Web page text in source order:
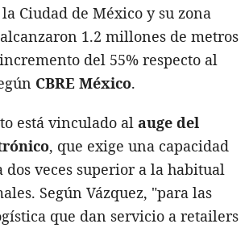
Ciudad de México y su zona
1.2 millones de metros
del 55% respecto al
CBRE México.
está vinculado al auge del
, que exige una capacidad
dos veces superior a la habitual
Según Vázquez, "para las
que dan servicio a retailers